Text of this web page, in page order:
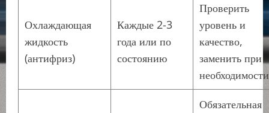
Охлаждающая
жидкость
(антифриз)
Каждые 2-3
года или по
состоянию
Проверить
уровень и
качество,
заменить при
необходимости
Обязательная